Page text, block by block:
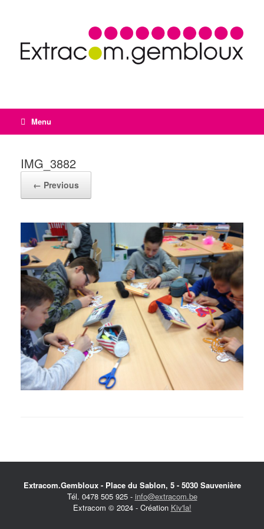
Menu
IMG_3882
← Previous
Extracom.Gembloux - Place du Sablon, 5 - 5030 Sauvenière
Tél. 0478 505 925 - info@extracom.be
Extracom © 2024 - Création Kiv'la!